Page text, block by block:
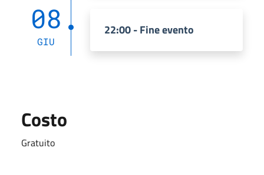
08
GIU
22:00 - Fine evento
Costo
Gratuito